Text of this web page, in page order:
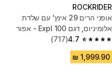
ROCKRIDER
אופני הרים 29 אינץ' עם שלדת
אלומיניום, דגם Expl 100 - אפור
4.7
4.7 out of 5 stars from 717 reviews
(717)